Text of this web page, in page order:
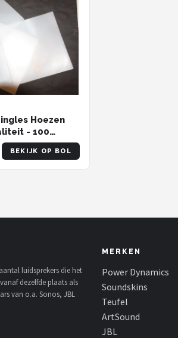
Hoezen
- 100
BEKIJK OP BOL
luidsprekers die het
dezelfde plaats als
van o.a. Sonos, JBL
MERKEN
Power Dynamics
Soundskins
Teufel
ArtSound
JBL